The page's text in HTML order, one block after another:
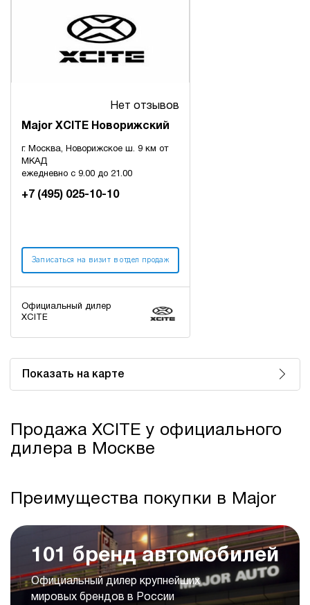
Показать на карте
Нет отзывов
Major XCITE Новорижский
г. Москва, Новорижское ш. 9 км от
МКАД
ежедневно с 9.00 до 21.00
+7 (495) 025-10-10
Записаться на визит в отдел продаж
Официальный дилер
XCITE
Продажа XСITE у официального
дилера в Москве
Преимущества покупки в Major
101 бренд автомобилей
Официальный дилер крупнейших
мировых брендов в России